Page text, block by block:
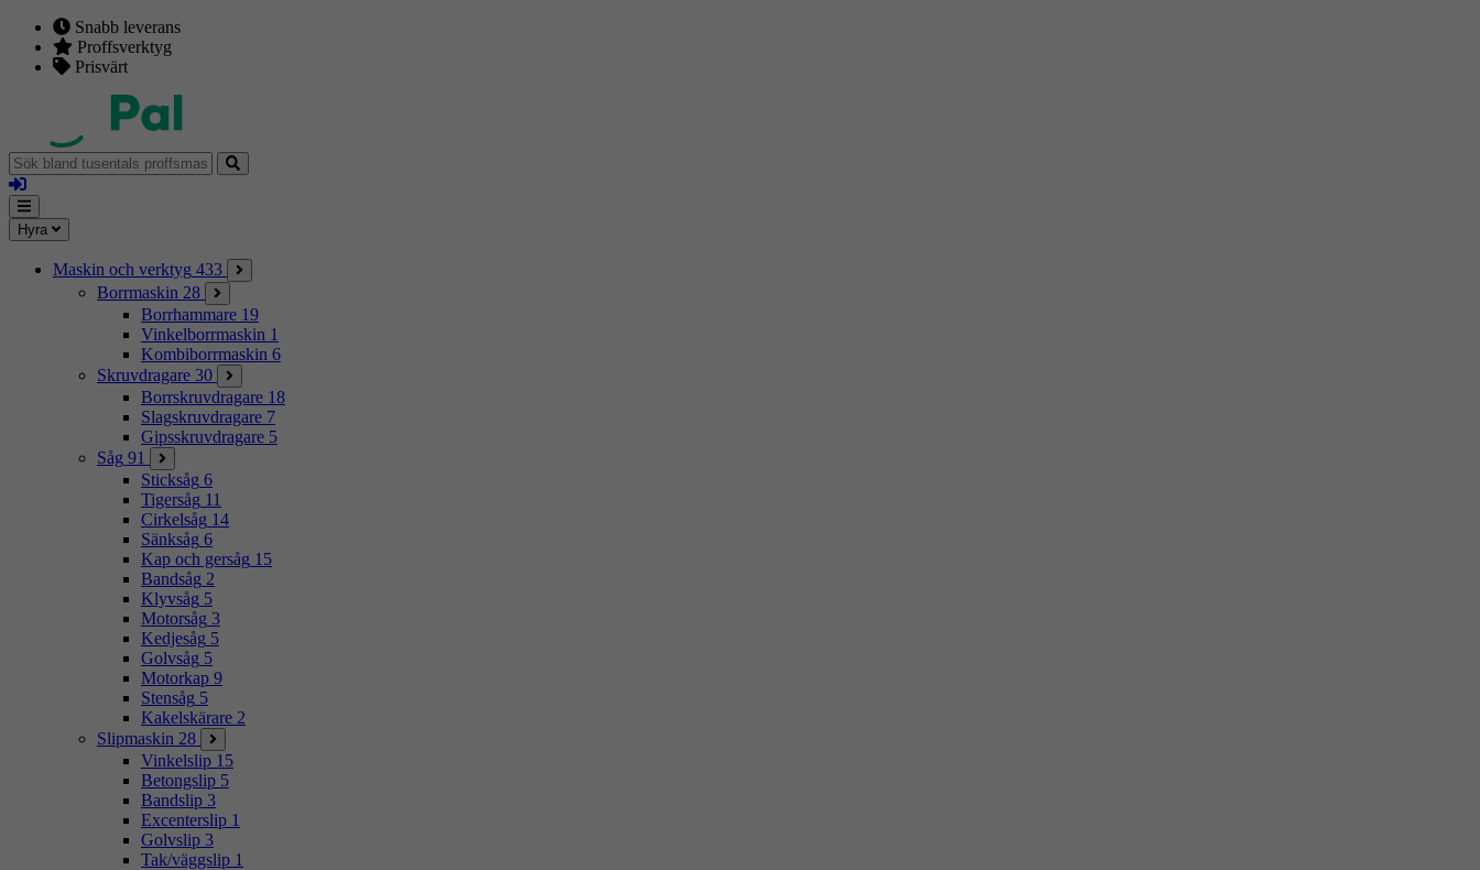
Snabb leverans
Proffsverktyg
Prisvärt
Sök
bland
tusentals
proffsmaskiner
Logga
in
Mina
sidor
Meny
Hyra
Maskin och verktyg 433
Borrmaskin 28
Borrhammare 19
Vinkelborrmaskin 1
Kombiborrmaskin 6
Skruvdragare 30
Borrskruvdragare 18
Slagskruvdragare 7
Gipsskruvdragare 5
Såg 91
Sticksåg 6
Tigersåg 11
Cirkelsåg 14
Sänksåg 6
Kap och gersåg 15
Bandsåg 2
Klyvsåg 5
Motorsåg 3
Kedjesåg 5
Golvsåg 5
Motorkap 9
Stensåg 5
Kakelskärare 2
Slipmaskin 28
Vinkelslip 15
Betongslip 5
Bandslip 3
Excenterslip 1
Golvslip 3
Tak/väggslip 1